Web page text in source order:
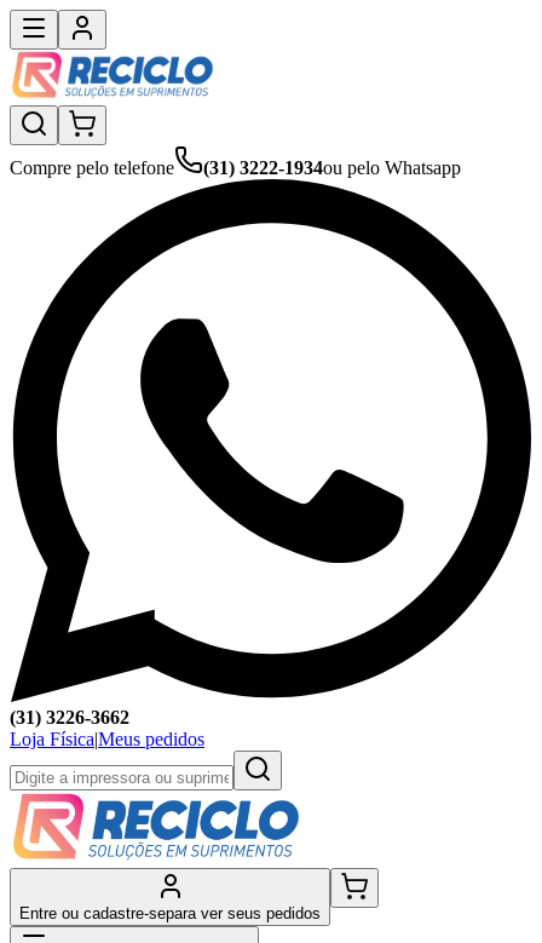
Compre pelo telefone (31) 3222-1934ou pelo Whatsapp
(31) 3226-3662
Loja Física|Meus pedidos
Entre ou cadastre-separa ver seus pedidos